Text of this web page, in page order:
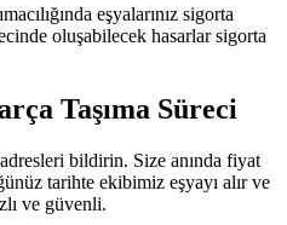
eşyalarınız sigorta
oluşabilecek hasarlar sigorta
Taşıma Süreci
bildirin. Size anında fiyat
tarihte ekibimiz eşyayı alır ve
ve güvenli.